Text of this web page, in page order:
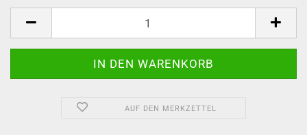
AUF DEN MERKZETTEL